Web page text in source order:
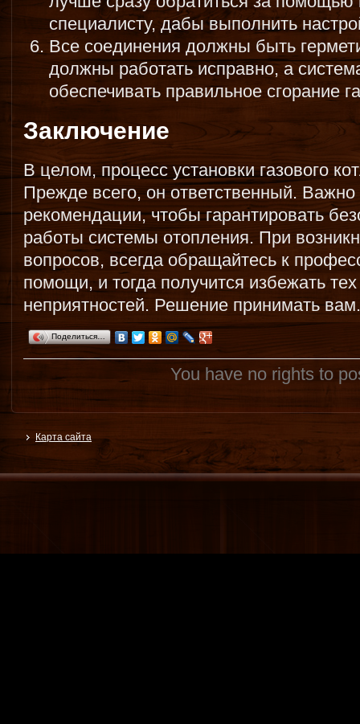
специалисту, дабы выполнить
Все соединения должны быть
должны работать исправно, а
обеспечивать правильное сгорание
Заключение
В целом, процесс установки газового
Прежде всего, он ответственный.
рекомендации, чтобы гарантировать
работы системы отопления. При
вопросов, всегда обращайтесь к
помощи, и тогда получится избежать
неприятностей. Решение принимать вам.
Поделиться…
You have no rights to
Карта сайта